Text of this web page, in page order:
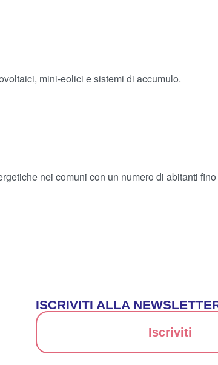
mini-eolici e sistemi di accumulo.
nei comuni con un numero di abitanti
ISCRIVITI ALLA
Iscriviti